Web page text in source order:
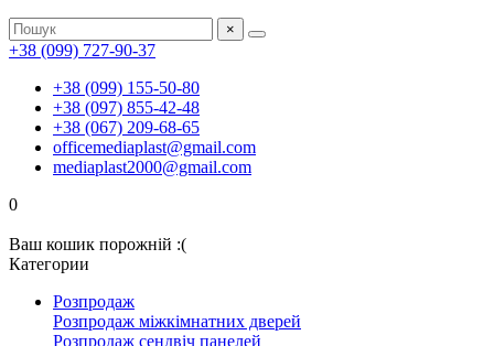
×
+38 (099) 727-90-37
+38 (099) 155-50-80
+38 (097) 855-42-48
+38 (067) 209-68-65
officemediaplast@gmail.com
mediaplast2000@gmail.com
0
Ваш кошик порожній :(
Категории
Розпродаж
Розпродаж міжкімнатних дверей
Розпродаж сендвіч панелей